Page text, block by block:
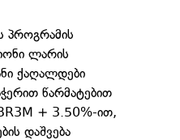
პროგრამის
ლარის
ქაღალდები
წარმატებით
+ 3.50%-ით,
დაშვება